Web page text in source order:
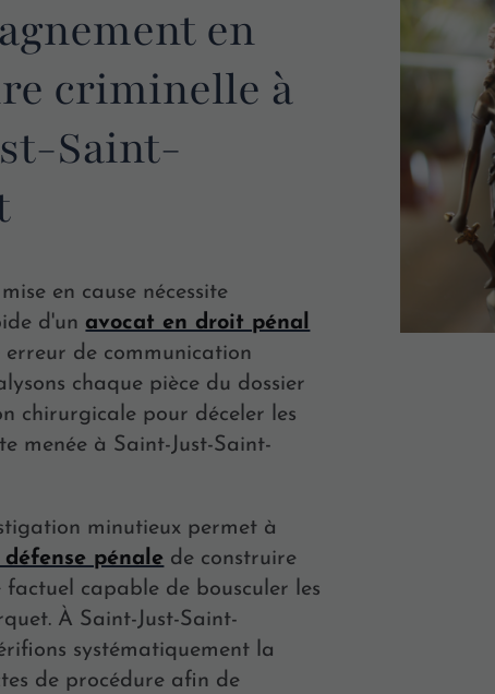
en
criminelle à
Saint-
en cause nécessite
d'un avocat en droit pénal
de communication
chaque pièce du dossier
chirurgicale pour déceler les
menée à Saint-Just-Saint-
minutieux permet à
pénale de construire
capable de bousculer les
À Saint-Just-Saint-
systématiquement la
de procédure afin de